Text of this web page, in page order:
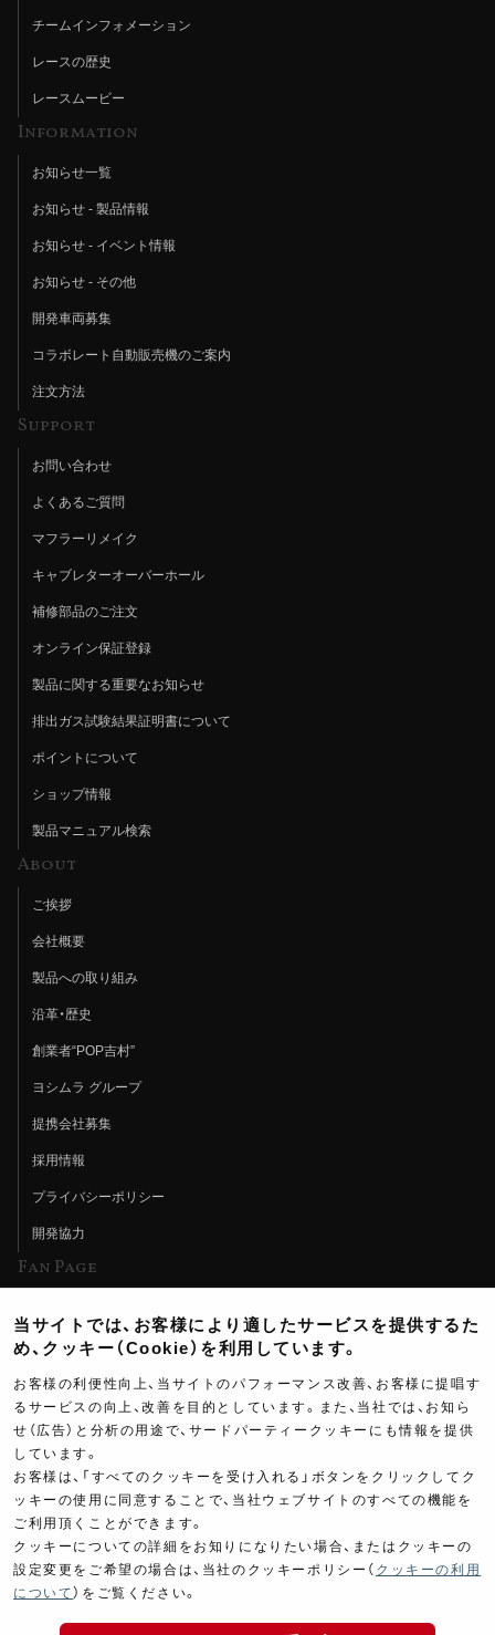
チームインフォメーション
レースの歴史
レースムービー
Information
お知らせ一覧
お知らせ - 製品情報
お知らせ - イベント情報
お知らせ - その他
開発車両募集
コラボレート自動販売機のご案内
注文方法
Support
お問い合わせ
よくあるご質問
マフラーリメイク
キャブレターオーバーホール
補修部品のご注文
オンライン保証登録
製品に関する重要なお知らせ
排出ガス試験結果証明書について
ポイントについて
ショップ情報
製品マニュアル検索
About
ご挨拶
会社概要
製品への取り組み
沿革・歴史
創業者“POP吉村”
ヨシムラ グループ
提携会社募集
採用情報
プライバシーポリシー
開発協力
Fan Page
ヨシムラTV
イベント情報
イベントスケジュール
ツーリングブレイクタイム
製品ポスター
当サイトでは、お客様により適したサービスを提供するた
め、クッキー（Cookie）を利用しています。
お客様の利便性向上、当サイトのパフォーマンス改善、お客様に提唱す
るサービスの向上、改善を目的としています。また、当社では、お知ら
せ（広告）と分析の用途で、サードパーティークッキーにも情報を提供
しています。
お客様は、「すべてのクッキーを受け入れる」ボタンをクリックしてク
ッキーの使用に同意することで、当社ウェブサイトのすべての機能を
ご利用頂くことができます。
クッキーについての詳細をお知りになりたい場合、またはクッキーの
設定変更をご希望の場合は、当社のクッキーポリシー（ クッキーの利用
について ）をご覧ください。